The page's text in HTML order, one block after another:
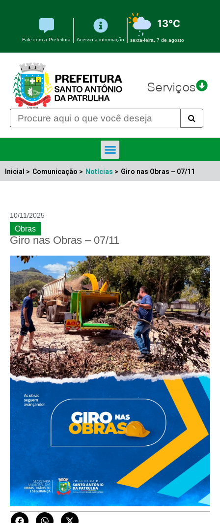
Fale com a Prefeitura Acesso a informação
13°C
sexta-feira, 7 de agosto
Serviços
Inicial > Comunicação > Notícias > Giro nas Obras – 07/11
10/11/2025
Obras
Giro nas Obras – 07/11